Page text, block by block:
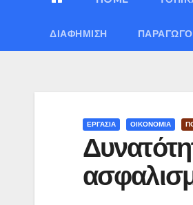
ΔΙΑΦΉΜΙΣΗ
ΕΡΓΑΣΙΑ ΟΙΚΟΝΟΜΙΑ